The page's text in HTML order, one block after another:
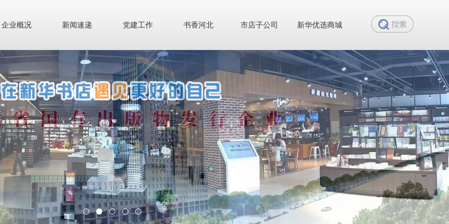
企业概况 新闻速递 党建工作 书香河北 市店子公司 新华优选商城